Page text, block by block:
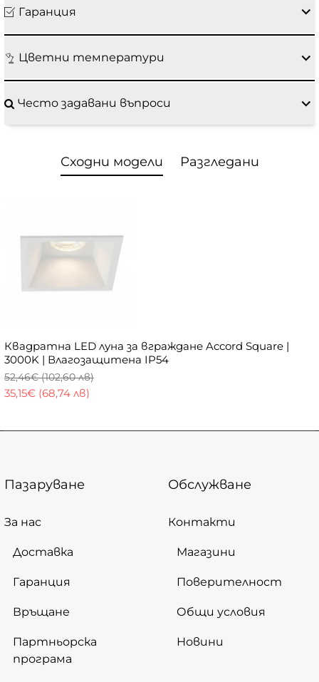
Гаранция
Цветни температури
Често задавани въпроси
Сходни модели Разгледани
Квадратна LED луна за вграждане Accord Square |
3000K | Влагозащитена IP54
35,15€ (68,74 лв)
52,46€ (102,60 лв)
Пазаруване
За нас
Доставка
Гаранция
Връщане
Партньорска
програма
Обслужване
Контакти
Магазини
Поверителност
Общи условия
Новини